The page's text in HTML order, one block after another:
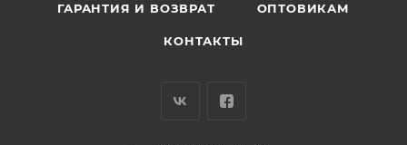
ГАРАНТИЯ И ВОЗВРАТ ОПТОВИКАМ
КОНТАКТЫ